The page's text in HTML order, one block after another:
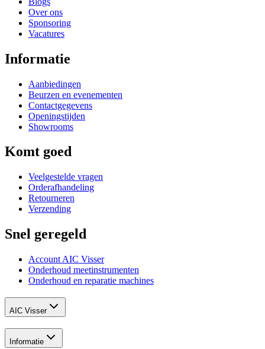
Over ons
Sponsoring
Vacatures
Informatie
Aanbiedingen
Beurzen en evenementen
Contactgegevens
Openingstijden
Showrooms
Komt goed
Veelgestelde vragen
Orderafhandeling
Retourneren
Verzending
Snel geregeld
Account AIC Visser
Onderhoud meetinstrumenten
Onderhoud en reparatie machines
AIC Visser
Informatie